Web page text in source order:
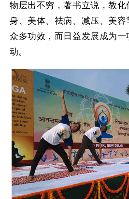
物层出不穷，著书立说，教
身、美体、祛病、减压、美
众多功效，而日益发展成为
动。